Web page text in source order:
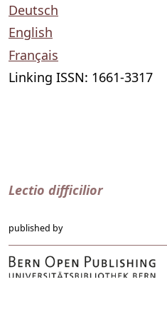
Deutsch
English
Français
Linking ISSN: 1661-3317
Lectio difficilior
published by